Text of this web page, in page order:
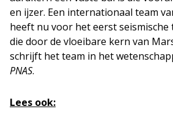
en ijzer. Een internationaal team
heeft nu voor het eerst
die door de vloeibare kern van
schrijft het team in het
PNAS.
Lees ook: